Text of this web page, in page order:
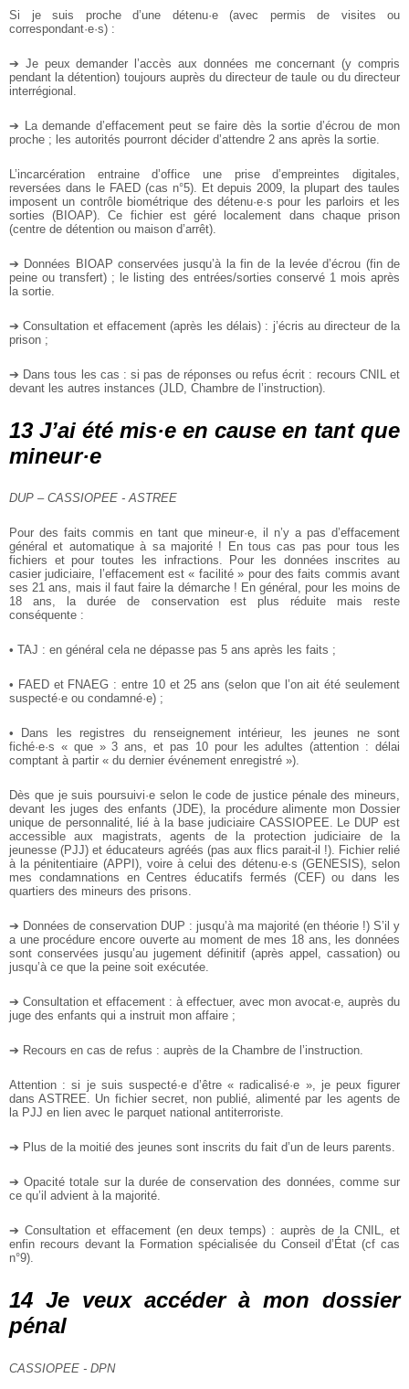
Si je suis proche d’une détenu·e (avec permis de visites ou
correspondant·e·s) :
➔ Je peux demander l’accès aux données me concernant (y compris
pendant la détention) toujours auprès du directeur de taule ou du directeur
interrégional.
➔ La demande d’effacement peut se faire dès la sortie d’écrou de mon
proche ; les autorités pourront décider d’attendre 2 ans après la sortie.
L’incarcération entraine d’office une prise d’empreintes digitales,
reversées dans le FAED (cas n°5). Et depuis 2009, la plupart des taules
imposent un contrôle biométrique des détenu·e·s pour les parloirs et les
sorties (BIOAP). Ce fichier est géré localement dans chaque prison
(centre de détention ou maison d’arrêt).
➔ Données BIOAP conservées jusqu’à la fin de la levée d’écrou (fin de
peine ou transfert) ; le listing des entrées/sorties conservé 1 mois après
la sortie.
➔ Consultation et effacement (après les délais) : j’écris au directeur de la
prison ;
➔ Dans tous les cas : si pas de réponses ou refus écrit : recours CNIL et
devant les autres instances (JLD, Chambre de l’instruction).
13 J’ai été mis·e en cause en tant que
mineur·e
DUP – CASSIOPEE - ASTREE
Pour des faits commis en tant que mineur·e, il n’y a pas d’effacement
général et automatique à sa majorité ! En tous cas pas pour tous les
fichiers et pour toutes les infractions. Pour les données inscrites au
casier judiciaire, l’effacement est « facilité » pour des faits commis avant
ses 21 ans, mais il faut faire la démarche ! En général, pour les moins de
18 ans, la durée de conservation est plus réduite mais reste
conséquente :
• TAJ : en général cela ne dépasse pas 5 ans après les faits ;
• FAED et FNAEG : entre 10 et 25 ans (selon que l’on ait été seulement
suspecté·e ou condamné·e) ;
• Dans les registres du renseignement intérieur, les jeunes ne sont
fiché·e·s « que » 3 ans, et pas 10 pour les adultes (attention : délai
comptant à partir « du dernier événement enregistré »).
Dès que je suis poursuivi·e selon le code de justice pénale des mineurs,
devant les juges des enfants (JDE), la procédure alimente mon Dossier
unique de personnalité, lié à la base judiciaire CASSIOPEE. Le DUP est
accessible aux magistrats, agents de la protection judiciaire de la
jeunesse (PJJ) et éducateurs agréés (pas aux flics parait-il !). Fichier relié
à la pénitentiaire (APPI), voire à celui des détenu·e·s (GENESIS), selon
mes condamnations en Centres éducatifs fermés (CEF) ou dans les
quartiers des mineurs des prisons.
➔ Données de conservation DUP : jusqu’à ma majorité (en théorie !) S’il y
a une procédure encore ouverte au moment de mes 18 ans, les données
sont conservées jusqu’au jugement définitif (après appel, cassation) ou
jusqu’à ce que la peine soit exécutée.
➔ Consultation et effacement : à effectuer, avec mon avocat·e, auprès du
juge des enfants qui a instruit mon affaire ;
➔ Recours en cas de refus : auprès de la Chambre de l’instruction.
Attention : si je suis suspecté·e d’être « radicalisé·e », je peux figurer
dans ASTREE. Un fichier secret, non publié, alimenté par les agents de
la PJJ en lien avec le parquet national antiterroriste.
➔ Plus de la moitié des jeunes sont inscrits du fait d’un de leurs parents.
➔ Opacité totale sur la durée de conservation des données, comme sur
ce qu’il advient à la majorité.
➔ Consultation et effacement (en deux temps) : auprès de la CNIL, et
enfin recours devant la Formation spécialisée du Conseil d’État (cf cas
n°9).
14 Je veux accéder à mon dossier
pénal
CASSIOPEE - DPN